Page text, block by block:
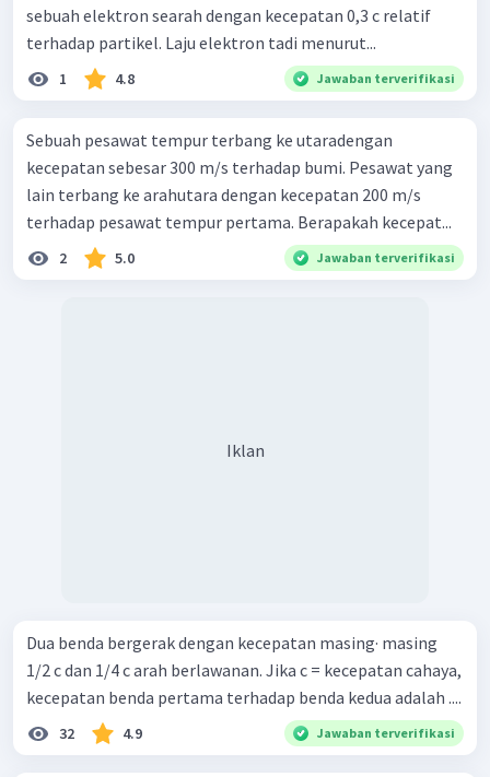
sebuah elektron searah dengan kecepatan 0,3 c relatif
terhadap partikel. Laju elektron tadi menurut...
1 4.8 Jawaban terverifikasi
Sebuah pesawat tempur terbang ke utaradengan
kecepatan sebesar 300 m/s terhadap bumi. Pesawat yang
lain terbang ke arahutara dengan kecepatan 200 m/s
terhadap pesawat tempur pertama. Berapakah kecepat...
2 5.0 Jawaban terverifikasi
Iklan
Dua benda bergerak dengan kecepatan masing· masing
1/2 c dan 1/4 c arah berlawanan. Jika c = kecepatan cahaya,
kecepatan benda pertama terhadap benda kedua adalah ....
32 4.9 Jawaban terverifikasi